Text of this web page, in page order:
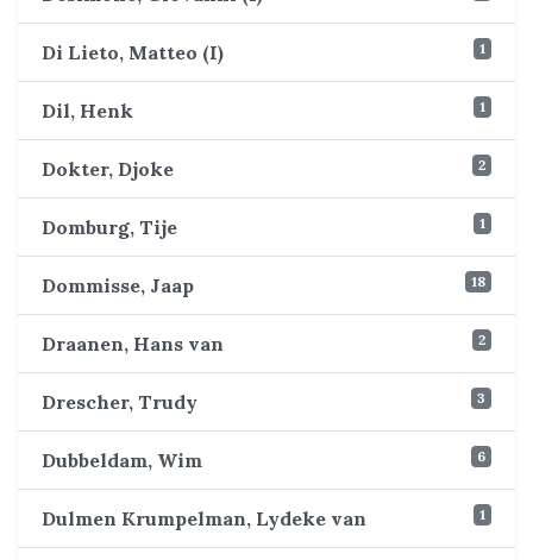
Di Lieto, Matteo (I) 1
Dil, Henk 1
Dokter, Djoke 2
Domburg, Tije 1
Dommisse, Jaap 18
Draanen, Hans van 2
Drescher, Trudy 3
Dubbeldam, Wim 6
Dulmen Krumpelman, Lydeke van 1